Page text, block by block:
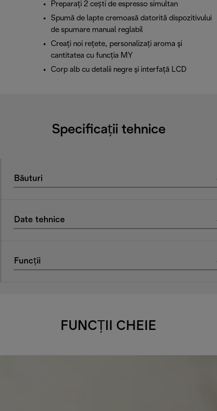
Preparați 2 cești de espresso simultan
Spumă de lapte cremoasă datorită dispozitivului
de spumare manual reglabil
Creați noi reţete, personalizați aroma şi
cantitatea cu funcţia MY
Corp alb cu detalii negre şi interfaţă LCD
Specificații tehnice
Băuturi
Date tehnice
Funcții
FUNCȚII CHEIE